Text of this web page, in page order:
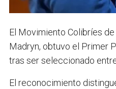
El Movimiento Colibríes
Madryn, obtuvo el Primer
tras ser seleccionado
El reconocimiento